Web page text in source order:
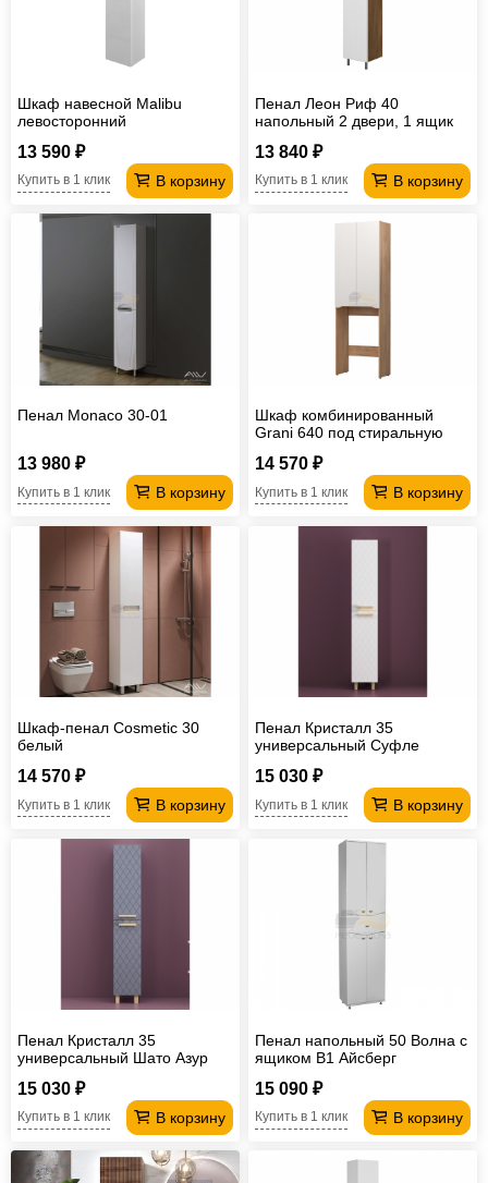
Шкаф навесной Malibu
левосторонний
13 590 ₽
В корзину
Купить в 1 клик
Пенал Леон Риф 40
напольный 2 двери, 1 ящик
13 840 ₽
В корзину
Купить в 1 клик
Пенал Monaco 30-01
13 980 ₽
В корзину
Купить в 1 клик
Шкаф комбинированный
Grani 640 под стиральную
14 570 ₽
В корзину
Купить в 1 клик
Шкаф-пенал Cosmetic 30
белый
14 570 ₽
В корзину
Купить в 1 клик
Пенал Кристалл 35
универсальный Суфле
15 030 ₽
В корзину
Купить в 1 клик
Пенал Кристалл 35
универсальный Шато Азур
15 030 ₽
В корзину
Купить в 1 клик
Пенал напольный 50 Волна с
ящиком В1 Айсберг
15 090 ₽
В корзину
Купить в 1 клик